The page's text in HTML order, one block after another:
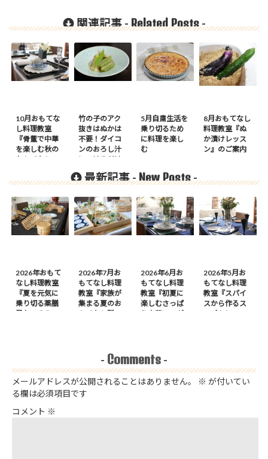
関連記事 -Related Posts-
10月おもてな
し料理教室
『骨董で中華
を楽しむ秋の
おもてなし』
竹の子のアク
抜きはぬかは
不要！ダイコ
ンのおろし汁
につけるだけ
5月自粛生活を
乗り切るため
に料理を楽し
む
8月おもてなし
料理教室『ぬ
か漬けレッス
ン』のご案内
最新記事 -New Posts-
2026年おもて
なし料理教室
『夏を元気に
乗り切る薬膳
風おつまみ
2026年7月お
もてなし料理
教室『家族が
集まる夏のお
もてなし膳』
2026年6月お
もてなし料理
教室『初夏に
楽しむさっぱ
り中華』のが
2026年5月お
もてなし料理
教室『スパイ
スから作るス
ープカレーの
- Comments -
メールアドレスが公開されることはありません。 ※ が付いてい
る欄は必須項目です
コメント ※